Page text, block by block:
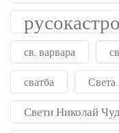
русокастро
св. варвара
сватба Света
Свети Николай